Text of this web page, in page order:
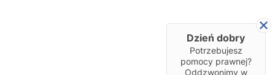
Dzień dobry
Potrzebujesz
pomocy prawnej?
Oddzwonimy w